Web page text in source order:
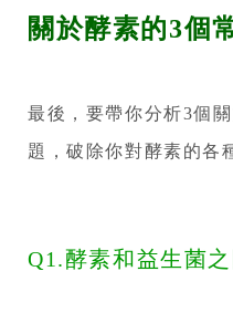
關於酵素的3個
最後，要帶你分析3個
題，破除你對酵素的各
Q1.酵素和益生菌